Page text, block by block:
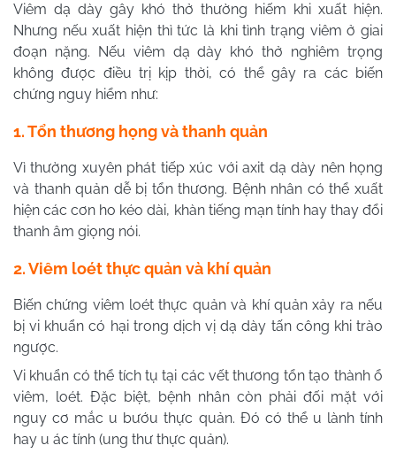
Viêm dạ dày gây khó thở thường hiếm khi xuất hiện.
Nhưng nếu xuất hiện thì tức là khi tình trạng viêm ở giai
đoạn nặng. Nếu viêm dạ dày khó thở nghiêm trọng
không được điều trị kịp thời, có thể gây ra các biến
chứng nguy hiểm như:
1. Tổn thương họng và thanh quản
Vì thường xuyên phát tiếp xúc với axit dạ dày nên họng
và thanh quản dễ bị tổn thương. Bệnh nhân có thể xuất
hiện các cơn ho kéo dài, khàn tiếng mạn tính hay thay đổi
thanh âm giọng nói.
2. Viêm loét thực quản và khí quản
Biến chứng viêm loét thực quản và khí quản xảy ra nếu
bị vi khuẩn có hại trong dịch vị dạ dày tấn công khi trào
ngược.
Vi khuẩn có thể tích tụ tại các vết thương tổn tạo thành ổ
viêm, loét. Đặc biệt, bệnh nhân còn phải đối mặt với
nguy cơ mắc u bướu thực quản. Đó có thể u lành tính
hay u ác tính (ung thư thực quản).